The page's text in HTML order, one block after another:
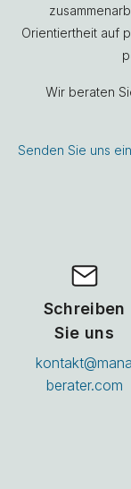
Orientiertheit auf
Wir beraten
Senden Sie uns
Schreiben
Sie uns
berater.com